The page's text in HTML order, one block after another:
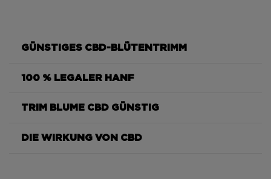
GÜNSTIGES CBD-BLÜTENTRIMM
100 % LEGALER HANF
TRIM BLUME CBD GÜNSTIG
DIE WIRKUNG VON CBD